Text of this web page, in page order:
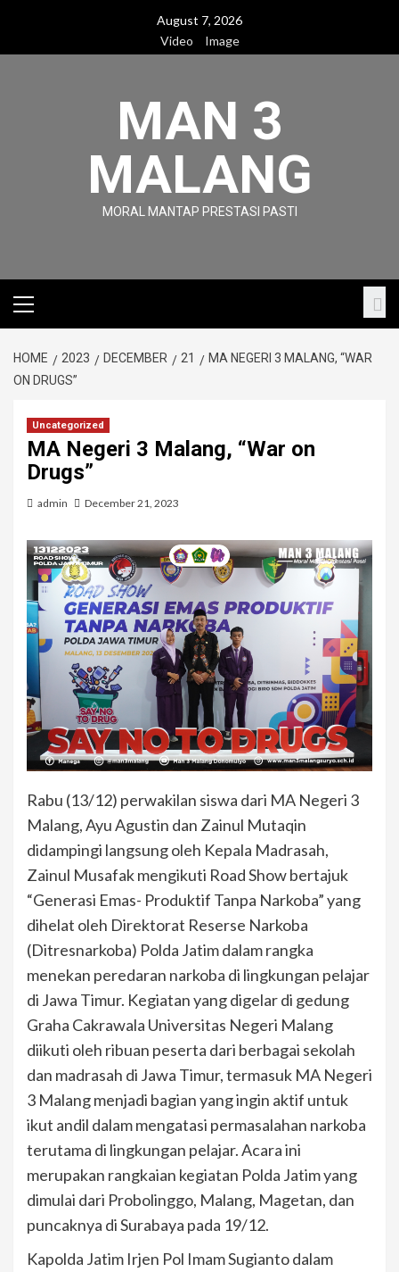
content
August 7, 2026
Video
Image
MAN 3
MALANG
MORAL MANTAP PRESTASI PASTI
Menu
HOME 2023 DECEMBER 21
MA NEGERI 3 MALANG, “WAR
ON DRUGS”
Uncategorized
MA Negeri 3 Malang, “War on
Drugs”
admin December 21, 2023
Rabu (13/12) perwakilan siswa dari MA Negeri 3
Malang, Ayu Agustin dan Zainul Mutaqin
didampingi langsung oleh Kepala Madrasah,
Zainul Musafak mengikuti Road Show bertajuk
“Generasi Emas- Produktif Tanpa Narkoba” yang
dihelat oleh Direktorat Reserse Narkoba
(Ditresnarkoba) Polda Jatim dalam rangka
menekan peredaran narkoba di lingkungan pelajar
di Jawa Timur. Kegiatan yang digelar di gedung
Graha Cakrawala Universitas Negeri Malang
diikuti oleh ribuan peserta dari berbagai sekolah
dan madrasah di Jawa Timur, termasuk MA Negeri
3 Malang menjadi bagian yang ingin aktif untuk
ikut andil dalam mengatasi permasalahan narkoba
terutama di lingkungan pelajar. Acara ini
merupakan rangkaian kegiatan Polda Jatim yang
dimulai dari Probolinggo, Malang, Magetan, dan
puncaknya di Surabaya pada 19/12.
Kapolda Jatim Irjen Pol Imam Sugianto dalam